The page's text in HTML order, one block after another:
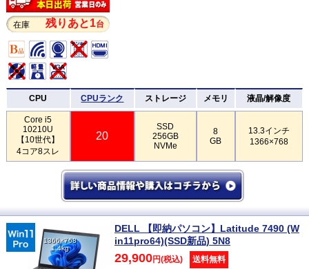
在庫 残りあと1台
CPU CPUランク ストレージ メモリ 液晶/解像度
Core i5
10210U
【10世代】
4コア8スレ
20
SSD
256GB
NVMe
8
GB
13.3インチ
1366×768
1366×768
1.4kg
DELL 【即納パソコン】Latitude 7490 (W
in11pro64)(SSD新品) 5N8
29,900円(税込) 送料無料